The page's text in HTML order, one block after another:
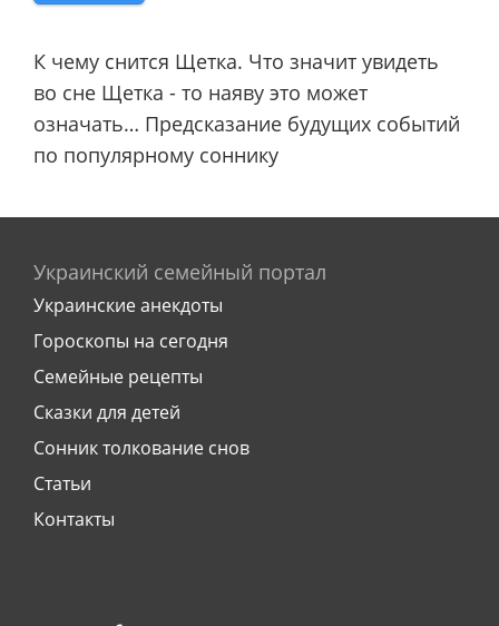
К чему снится Щетка. Что значит увидеть
во сне Щетка - то наяву это может
означать… Предсказание будущих событий
по популярному соннику
Украинский семейный портал
Украинские анекдоты
Гороскопы на сегодня
Семейные рецепты
Сказки для детей
Сонник толкование снов
Статьи
Контакты